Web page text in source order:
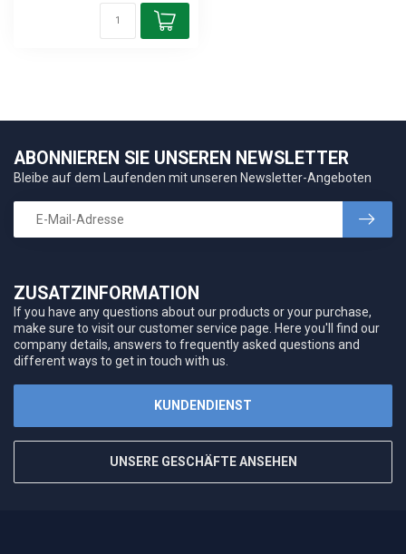
ZUSATZINFORMATION
If you have any questions about our products or your purchase,
make sure to visit our customer service page. Here you'll find our
company details, answers to frequently asked questions and
different ways to get in touch with us.
KUNDENDIENST
UNSERE GESCHÄFTE ANSEHEN
ABONNIEREN SIE UNSEREN NEWSLETTER
Bleibe auf dem Laufenden mit unseren Newsletter-Angeboten